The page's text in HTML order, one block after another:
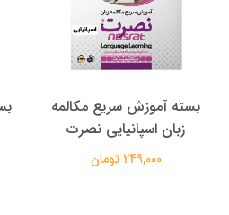
بسته آموزش سریع مکالمه
زبان اسپانیایی نصرت
249,000 تومان